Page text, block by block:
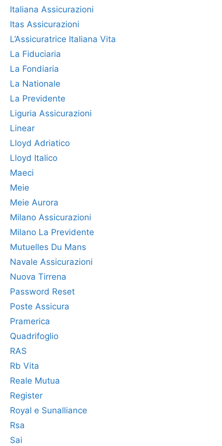
Italiana Assicurazioni
Itas Assicurazioni
L’Assicuratrice Italiana Vita
La Fiduciaria
La Fondiaria
La Nationale
La Previdente
Liguria Assicurazioni
Linear
Lloyd Adriatico
Lloyd Italico
Maeci
Meie
Meie Aurora
Milano Assicurazioni
Milano La Previdente
Mutuelles Du Mans
Navale Assicurazioni
Nuova Tirrena
Password Reset
Poste Assicura
Pramerica
Quadrifoglio
RAS
Rb Vita
Reale Mutua
Register
Royal e Sunalliance
Rsa
Sai